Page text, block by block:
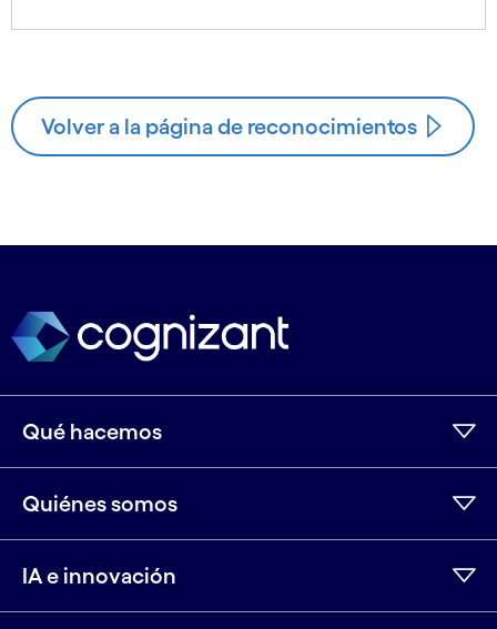
Volver a la página de reconocimientos
Qué hacemos
Quiénes somos
IA e innovación